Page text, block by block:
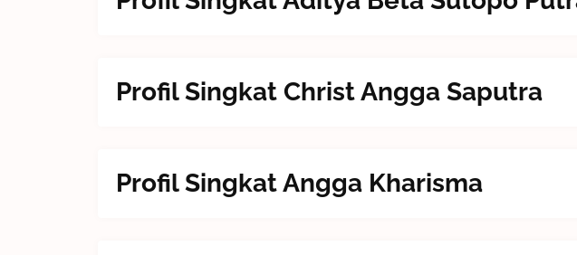
Profil Singkat Christ Angga Saputra
Profil Singkat Angga Kharisma